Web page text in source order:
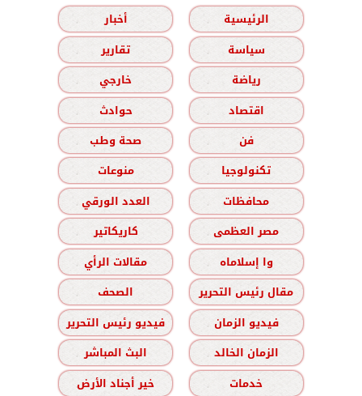
الرئيسية
أخبار
سياسة
تقارير
رياضة
خارجي
اقتصاد
حوادث
فن
صحة وطب
تكنولوجيا
منوعات
محافظات
العدد الورقي
مصر العظمى
كاريكاتير
وا إسلاماه
مقالات الرأي
مقال رئيس التحرير
الصحف
فيديو الزمان
فيديو رئيس التحرير
الزمان الخالد
البث المباشر
خدمات
خير أجناد الأرض